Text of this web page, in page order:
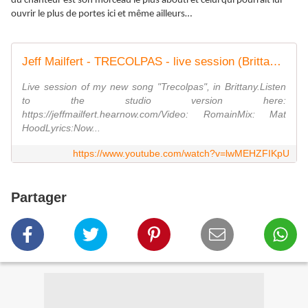
ouvrir le plus de portes ici et même ailleurs…
Jeff Mailfert - TRECOLPAS - live session (Brittany, France)
Live session of my new song "Trecolpas", in Brittany.Listen
to the studio version here:
https://jeffmailfert.hearnow.com/Video: RomainMix: Mat
HoodLyrics:Now...
https://www.youtube.com/watch?v=lwMEHZFIKpU
Partager